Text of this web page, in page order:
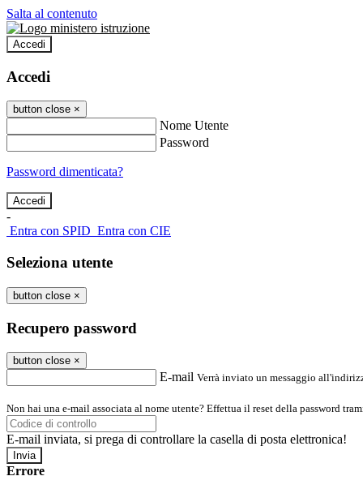
Salta al contenuto
Accedi
Accedi
button close ×
Nome Utente
Password
Password dimenticata?
-
Entra con SPID Entra con CIE
Seleziona utente
button close ×
Recupero password
button close ×
E-mail Verrà inviato un messaggio
Non hai una e-mail associata al nome utente? Effettua il reset della password
E-mail inviata, si prega di controllare la casella di posta elettronica!
Errore